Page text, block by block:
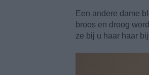
Een andere dame
broos en droog
ze bij u haar haar